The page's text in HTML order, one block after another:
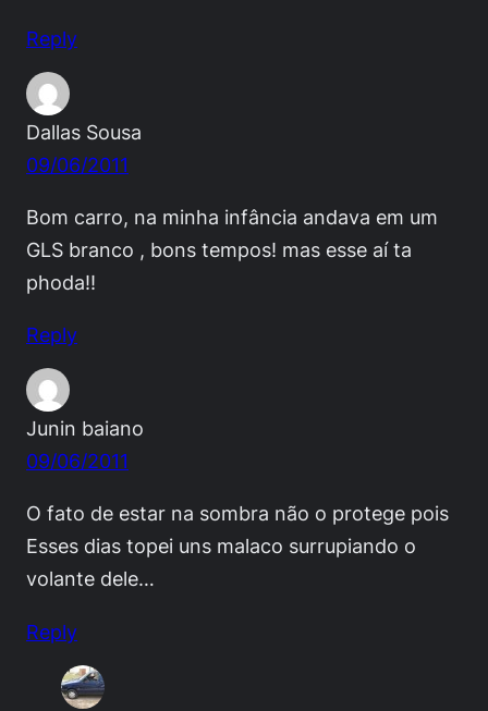
Reply
Dallas Sousa
09/06/2011
Bom carro, na minha infância andava em um
GLS branco , bons tempos! mas esse aí ta
phoda!!
Reply
Junin baiano
09/06/2011
O fato de estar na sombra não o protege pois
Esses dias topei uns malaco surrupiando o
volante dele…
Reply